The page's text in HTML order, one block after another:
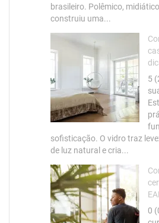
brasileiro. Polêmico,
construiu uma...
5
sofisticação. O vidro traz
de luz natural e cria...
0